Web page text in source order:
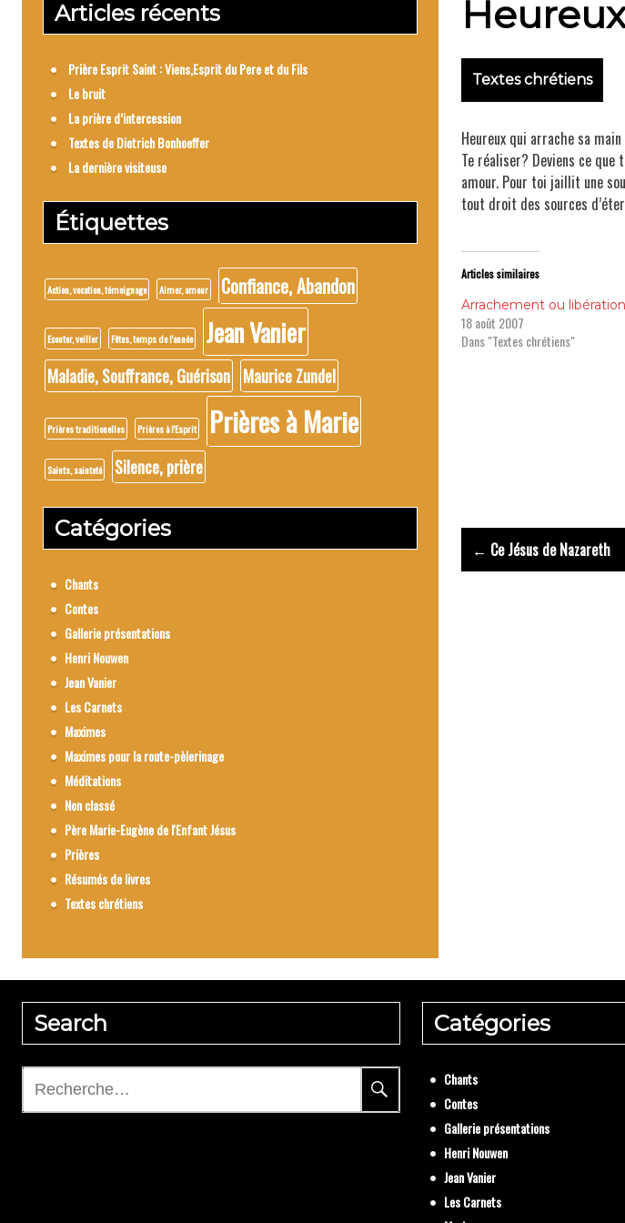
Textes chrétiens
Heureux qui arrache sa
Te réaliser? Deviens ce que
amour. Pour toi jaillit une
tout droit des sources
Articles similaires
Arrachement ou
18 août 2007
Dans "Textes chrétiens"
Post
navigation
← Ce Jésus de Nazareth
Articles récents
Prière Esprit Saint : Viens,Esprit du Pere et du Fils
Le bruit
La prière d’intercession
Textes de Dietrich Bonhoeffer
La dernière visiteuse
Étiquettes
Action, vocation, témoignage Aimer, amour Confiance, Abandon
Ecouter, veiller Fêtes, temps de l'année Jean Vanier
Maladie, Souffrance, Guérison Maurice Zundel
Prières traditionelles Prières à l'Esprit Prières à Marie
Saints, sainteté Silence, prière
Catégories
Chants
Contes
Gallerie présentations
Henri Nouwen
Jean Vanier
Les Carnets
Maximes
Maximes pour la route-pèlerinage
Méditations
Non classé
Père Marie-Eugène de l'Enfant Jésus
Prières
Résumés de livres
Textes chrétiens
Search
Rechercher :
Catégories
Chants
Contes
Gallerie présentations
Henri Nouwen
Jean Vanier
Les Carnets